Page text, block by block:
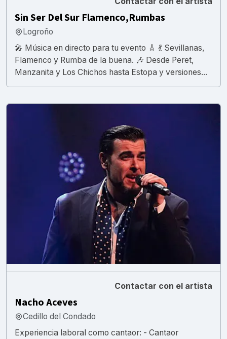
Sin Ser Del Sur Flamenco,Rumbas
Logroño
​🎤 Música en directo para tu evento 🎸 💃 Sevillanas,
Flamenco y Rumba de la buena. 🎶 Desde Peret,
Manzanita y Los Chichos hasta Estopa y versiones...
Contactar con el artista
Nacho Aceves
Cedillo del Condado
Experiencia laboral como cantaor: - Cantaor